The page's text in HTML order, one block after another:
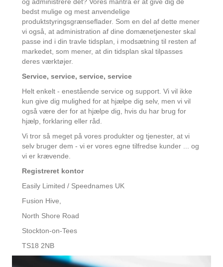
bedst mulige og mest anvendelige
produktstyringsgrænseflader. Som en del af dette mener
vi også, at administration af dine domænetjenester skal
passe ind i din travle tidsplan, i modsætning til resten af
markedet, som mener, at din tidsplan skal tilpasses
deres værktøjer.
Service, service, service, service
Helt enkelt - enestående service og support. Vi vil ikke
kun give dig mulighed for at hjælpe dig selv, men vi vil
også være der for at hjælpe dig, hvis du har brug for
hjælp, forklaring eller råd.
Vi tror så meget på vores produkter og tjenester, at vi
selv bruger dem - vi er vores egne tilfredse kunder ... og
vi er krævende.
Registreret kontor
Easily Limited / Speednames UK
Fusion Hive,
North Shore Road
Stockton-on-Tees
TS18 2NB